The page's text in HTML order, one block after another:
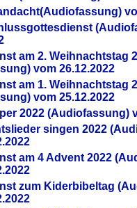
am 2. Weihnachtstag
vom 26.12.2022
am 1. Weihnachtstag
vom 25.12.2022
2022 (Audiofassung)
singen 2022
am 4 Advent 2022
zum Kiderbibeltag